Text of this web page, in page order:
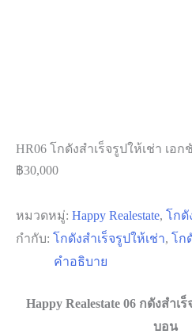
HR06 โกดังสำเร็จรูปให้เช่า เอ
฿30,000
หมวดหมู่: Happy Realestate, โกดั
กำกับ: โกดังสำเร็จรูปให้เช่า, โก
คำอธิบาย
Happy Realestate 06 กดังสำเ
บอน